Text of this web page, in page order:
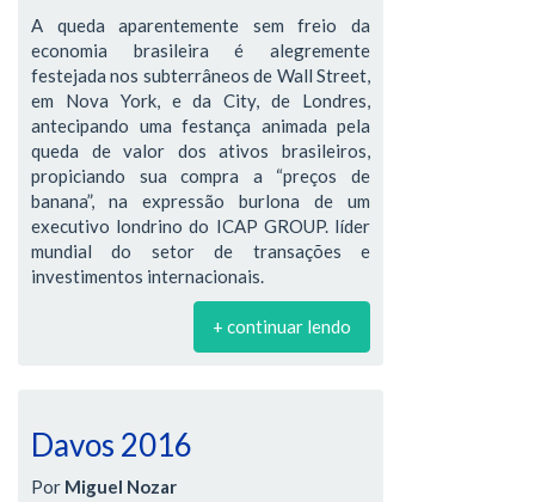
A queda aparentemente sem freio da
economia brasileira é alegremente
festejada nos subterrâneos de Wall Street,
em Nova York, e da City, de Londres,
antecipando uma festança animada pela
queda de valor dos ativos brasileiros,
propiciando sua compra a “preços de
banana”, na expressão burlona de um
executivo londrino do ICAP GROUP. líder
mundial do setor de transações e
investimentos internacionais.
+ continuar lendo
Davos 2016
Por Miguel Nozar